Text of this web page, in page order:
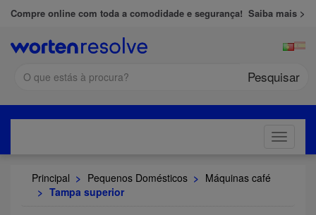
Compre online com toda a comodidade e segurança! Saiba mais >
Pesquisar
Toggle
Principal > Pequenos Domésticos > Máquinas café
> Tampa superior